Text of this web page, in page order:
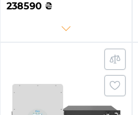
4BAT LiFePO4 6000
238590 ₴